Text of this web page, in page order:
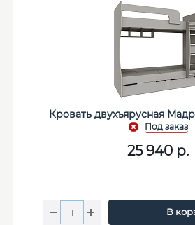
Кровать двухъярусная
25 940 р.
В